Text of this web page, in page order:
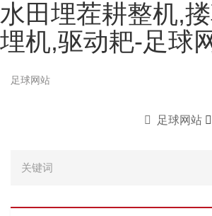
水田埋茬耕整机,
埋机,驱动耙-足球
足球网站
足球网站